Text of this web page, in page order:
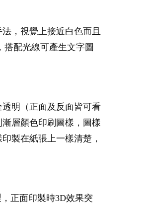
，視覺上接近白色而且
配光線可產生文字圖
明（正面及反面皆可看
層顏色印刷圖樣，圖樣
製在紙張上一樣清楚，
正面印製時3D效果突